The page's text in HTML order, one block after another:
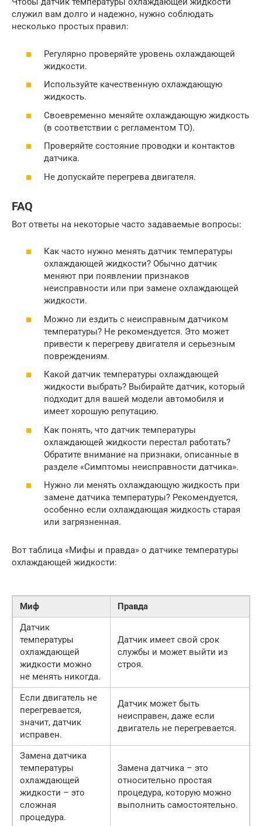
служил вам долго и надежно, нужно соблюдать
несколько простых правил:
Регулярно проверяйте уровень охлаждающей
жидкости.
Используйте качественную охлаждающую
жидкость.
Своевременно меняйте охлаждающую жидкость
(в соответствии с регламентом ТО).
Проверяйте состояние проводки и контактов
датчика.
Не допускайте перегрева двигателя.
FAQ
Вот ответы на некоторые часто задаваемые вопросы:
Как часто нужно менять датчик температуры
охлаждающей жидкости? Обычно датчик
меняют при появлении признаков
неисправности или при замене охлаждающей
жидкости.
Можно ли ездить с неисправным датчиком
температуры? Не рекомендуется. Это может
привести к перегреву двигателя и серьезным
повреждениям.
Какой датчик температуры охлаждающей
жидкости выбрать? Выбирайте датчик, который
подходит для вашей модели автомобиля и
имеет хорошую репутацию.
Как понять, что датчик температуры
охлаждающей жидкости перестал работать?
Обратите внимание на признаки, описанные в
разделе «Симптомы неисправности датчика».
Нужно ли менять охлаждающую жидкость при
замене датчика температуры? Рекомендуется,
особенно если охлаждающая жидкость старая
или загрязненная.
Вот таблица «Мифы и правда» о датчике температуры
охлаждающей жидкости:
Миф
Правда
Датчик
температуры
охлаждающей
жидкости можно
не менять никогда.
Датчик имеет свой срок
службы и может выйти из
строя.
Если двигатель не
перегревается,
значит, датчик
исправен.
Датчик может быть
неисправен, даже если
двигатель не перегревается.
Замена датчика
температуры
охлаждающей
жидкости – это
сложная
процедура.
Замена датчика – это
относительно простая
процедура, которую можно
выполнить самостоятельно.